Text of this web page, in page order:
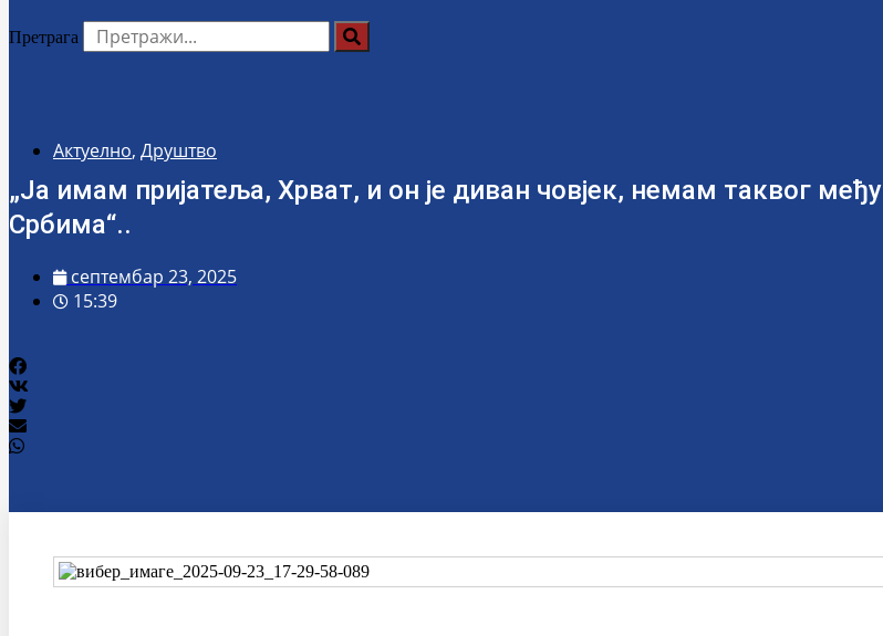
Претрага
Актуелно, Друштво
„Ја имам пријатеља, Хрват, и он је диван човјек, немам таквог међу
Србима“..
септембар 23, 2025
15:39